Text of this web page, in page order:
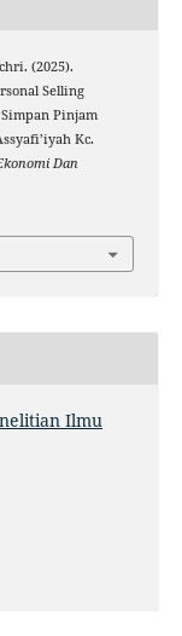
(2025).
Selling
Pinjam
Kc.
Dan
Ilmu